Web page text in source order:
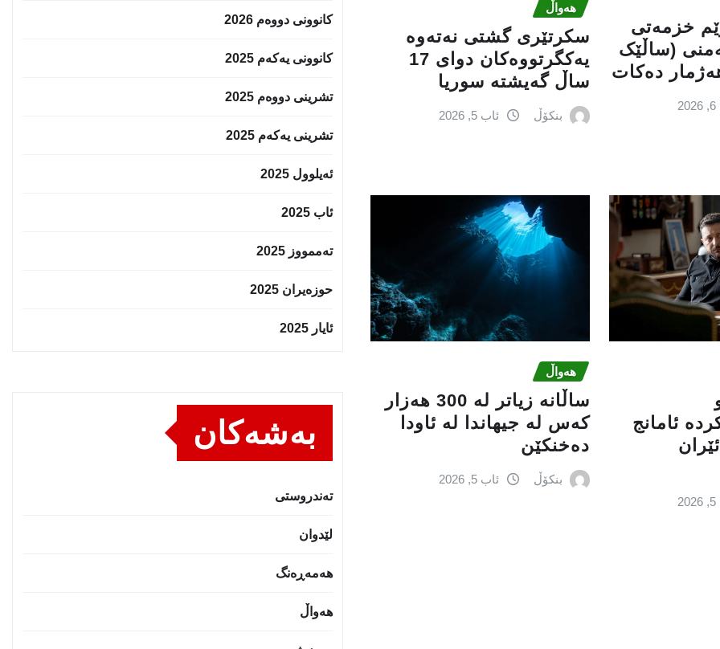
خزمەتی
(ساڵێک
دەكات
هەواڵ
سكرتێری گشتی نەتەوە
یەكگرتووەكان دوای 17
ساڵ گەیشتە سوریا
بنکۆڵ ئاب 5, 2026
ئامانج
هەواڵ
ساڵانە زیاتر لە 300 هەزار
كەس لە جیهاندا لە ئاودا
دەخنكێن
بنکۆڵ ئاب 5, 2026
کانوونی دووەم 2026
کانوونی یەکەم 2025
تشرینی دووەم 2025
تشرینی یەکەم 2025
ئەیلوول 2025
ئاب 2025
تەممووز 2025
حوزه‌یران 2025
ئایار 2025
بەشەکان
تەندروستى
لێدوان
هەمەڕەنگ
هەواڵ